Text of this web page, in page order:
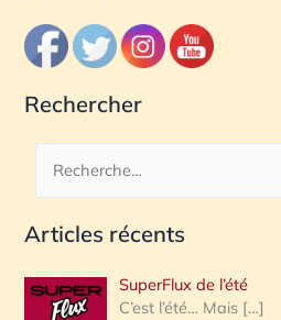
Rechercher
c
e
Articles récents
SuperFlux de l’été
C’est l’été… Mais […]